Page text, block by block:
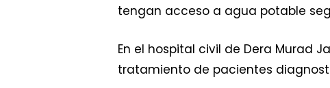
tengan acceso a agua potable
En el hospital civil de Dera Murad
tratamiento de pacientes